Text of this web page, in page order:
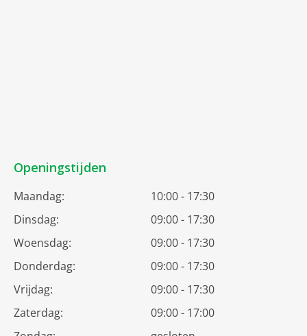
Openingstijden
Maandag:
10:00 - 17:30
Dinsdag:
09:00 - 17:30
Woensdag:
09:00 - 17:30
Donderdag:
09:00 - 17:30
Vrijdag:
09:00 - 17:30
Zaterdag:
09:00 - 17:00